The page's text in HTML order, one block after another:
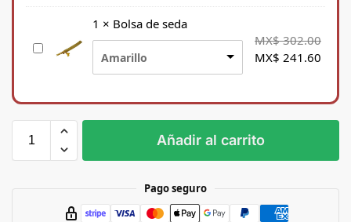
r
p
a
r
B
s
a
d
1 × Bolsa de seda
Amarillo
MX$302.00
MX$ 241.60
Añadir al carrito
Pago seguro